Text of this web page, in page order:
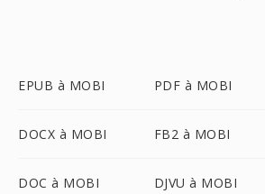
EPUB à MOBI PDF à MOBI
DOCX à MOBI FB2 à MOBI
DOC à MOBI DJVU à MOBI